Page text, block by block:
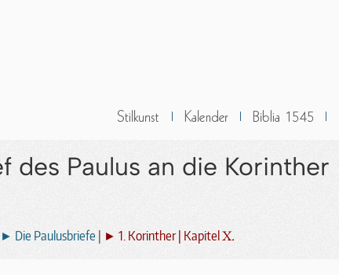
des Paulus an die Korinther
► Die Paulusbriefe ► 1. Korinther | Kapitel X.